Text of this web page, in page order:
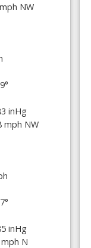
NW
inHg
mph NW
inHg
N